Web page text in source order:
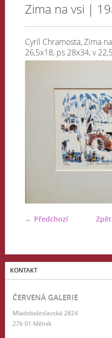
Zima na vsi |
Cyril Chramosta, Zima
26,5x18, ps 28x34, v
← Předchozí
KONTAKT
ČERVENÁ GALERIE
Mladoboleslavská 2824
276 01 Mělník